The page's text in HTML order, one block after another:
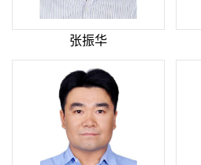
张振华